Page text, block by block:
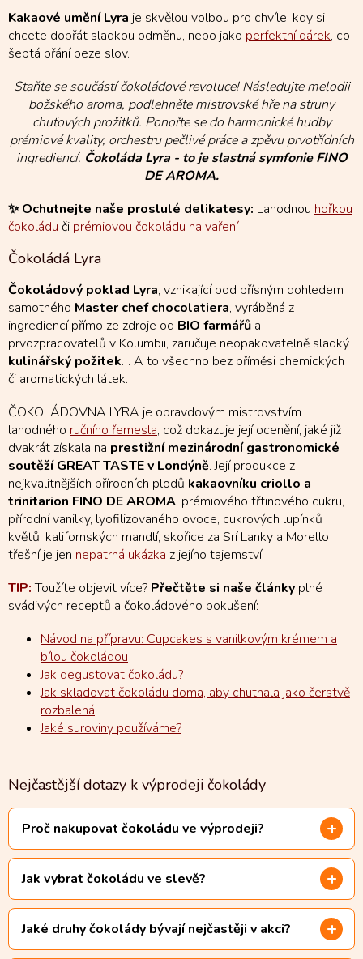
Kakaové umění Lyra je skvělou volbou pro chvíle, kdy si
chcete dopřát sladkou odměnu, nebo jako perfektní dárek, co
šeptá přání beze slov.
Staňte se součástí čokoládové revoluce! Následujte melodii
božského aroma, podlehněte mistrovské hře na struny
chuťových prožitků. Ponořte se do harmonické hudby
prémiové kvality, orchestru pečlivé práce a zpěvu prvotřídních
ingrediencí. Čokoláda Lyra - to je slastná symfonie FINO
DE AROMA.
✨ Ochutnejte naše proslulé delikatesy: Lahodnou hořkou
čokoládu či prémiovou čokoládu na vaření
Čokoládá Lyra
Čokoládový poklad Lyra, vznikající pod přísným dohledem
samotného Master chef chocolatiera, vyráběná z
ingrediencí přímo ze zdroje od BIO farmářů a
prvozpracovatelů v Kolumbii, zaručuje neopakovatelně sladký
kulinářský požitek… A to všechno bez příměsi chemických
či aromatických látek.
ČOKOLÁDOVNA LYRA je opravdovým mistrovstvím
lahodného ručního řemesla, což dokazuje její ocenění, jaké již
dvakrát získala na prestižní mezinárodní gastronomické
soutěží GREAT TASTE v Londýně. Její produkce z
nejkvalitnějších přírodních plodů kakaovníku criollo a
trinitarion FINO DE AROMA, prémiového třtinového cukru,
přírodní vanilky, lyofilizovaného ovoce, cukrových lupínků
květů, kalifornských mandlí, skořice za Srí Lanky a Morello
třešní je jen nepatrná ukázka z jejího tajemství.
TIP: Toužíte objevit více? Přečtěte si naše články plné
svádivých receptů a čokoládového pokušení:
Návod na přípravu: Cupcakes s vanilkovým krémem a
bílou čokoládou
Jak degustovat čokoládu?
Jak skladovat čokoládu doma, aby chutnala jako čerstvě
rozbalená
Jaké suroviny používáme?
Nejčastější dotazy k výprodeji čokolády
Proč nakupovat čokoládu ve výprodeji?
Jak vybrat čokoládu ve slevě?
Jaké druhy čokolády bývají nejčastěji v akci?